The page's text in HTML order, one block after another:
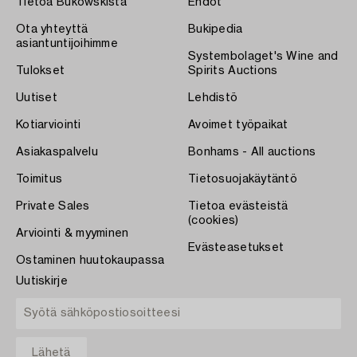
Tietoa Bukowskista
Ota yhteyttä
asiantuntijoihimme
Tulokset
Uutiset
Kotiarviointi
Asiakaspalvelu
Toimitus
Private Sales
Arviointi & myyminen
Ostaminen huutokaupassa
Ehdot
Bukipedia
Systembolaget's Wine and
Spirits Auctions
Lehdistö
Avoimet työpaikat
Bonhams - All auctions
Tietosuojakäytäntö
Tietoa evästeistä
(cookies)
Evästeasetukset
Uutiskirje